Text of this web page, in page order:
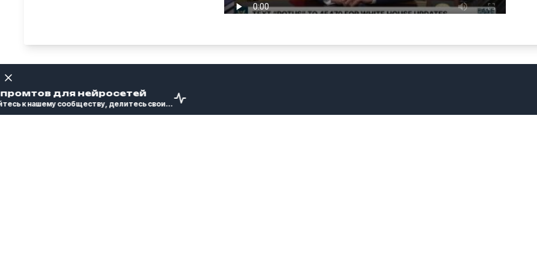
для нейросетей
к нашему сообществу, делитесь свои...
06.08.2026 / 21:08
боеприпасов. Администрация Байдена сделала это
Пользовательское соглашение